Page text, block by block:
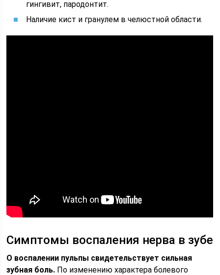
гингивит, пародонтит.
Наличие кист и гранулем в челюстной области.
Симптомы воспаления нерва в зубе
О воспалении пульпы свидетельствует сильная
зубная боль. По изменению характера болевого